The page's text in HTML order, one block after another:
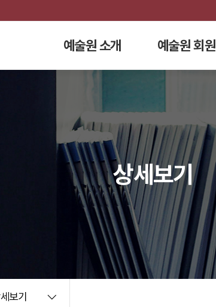
예술원 소개 예술원 회원
상세보기
보기